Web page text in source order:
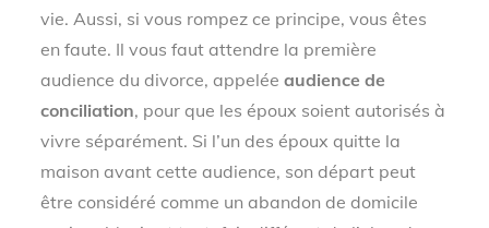
vie. Aussi, si vous rompez ce principe, vous êtes
en faute. Il vous faut attendre la première
audience du divorce, appeléeaudience de
conciliation, pour que les époux soient autorisés à
vivre séparément. Si l’un des époux quitte la
maison avant cette audience, son départ peut
être considéré comme un abandon de domicile